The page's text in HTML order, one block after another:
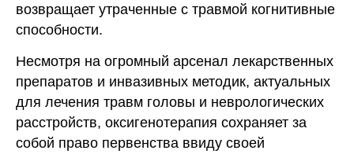
возвращает утраченные с травмой когнитивные
способности.
Несмотря на огромный арсенал лекарственных
препаратов и инвазивных методик, актуальных
для лечения травм головы и неврологических
расстройств, оксигенотерапия сохраняет за
собой право первенства ввиду своей
МЕНЮ ДЛЯ КЛИЕНТА
КОНТАКТЫ
Калитниковская, 26/27с1
+7 (495) 129-51-70
info@o203.ru